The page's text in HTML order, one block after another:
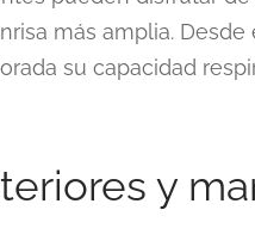
más amplia.
su capacidad
y